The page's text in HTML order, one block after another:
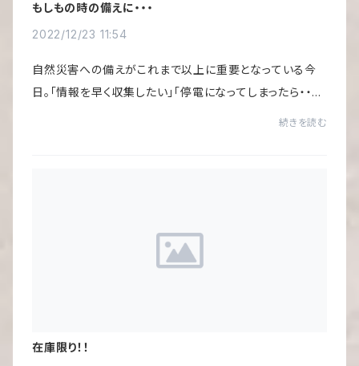
もしもの時の備えに・・・
2022/12/23 11:54
自然災害への備えがこれまで以上に重要となっている今
日。「情報を早く収集したい」「停電になってしまったら・・・」
続きを読む
在庫限り！！